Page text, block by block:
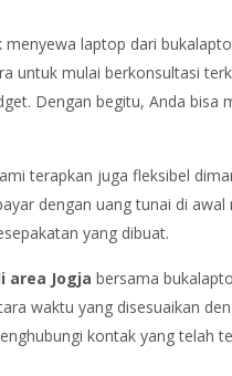
laptop dari
untuk mulai berkonsultasi
Dengan begitu, Anda bisa
terapkan juga fleksibel
dengan uang tunai di
yang dibuat.
area Jogja bersama
waktu yang disesuaikan
kontak yang telah